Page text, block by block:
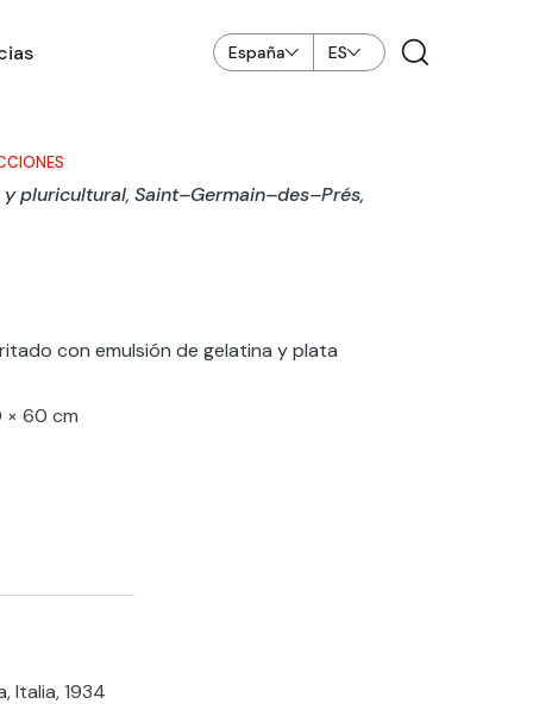
España ES
pluricultural, Saint–Germain–des–Prés,
con emulsión de gelatina y plata
× 60 cm
Italia, 1934